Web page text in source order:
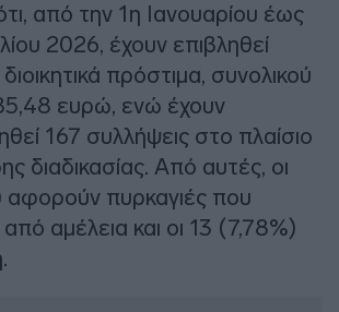
από την 1η Ιανουαρίου έως
2026, έχουν επιβληθεί
πρόστιμα, συνολικού
ευρώ, ενώ έχουν
167 συλλήψεις στο πλαίσιο
διαδικασίας. Από αυτές, οι
πυρκαγιές που
αμέλεια και οι 13 (7,78%)